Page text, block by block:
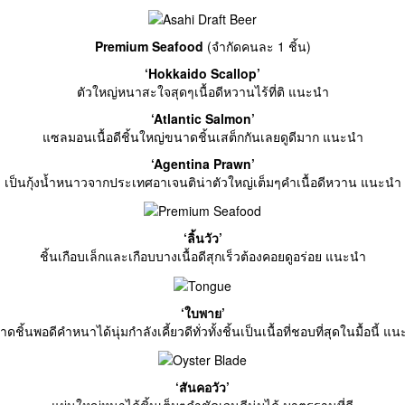
Premium Seafood (จำกัดคนละ 1 ชิ้น)
‘Hokkaido Scallop’
ตัวใหญ่หนาสะใจสุดๆเนื้อดีหวานไร้ที่ติ แนะนำ
‘Atlantic Salmon’
แซลมอนเนื้อดีชิ้นใหญ่ขนาดชิ้นเสต็กกันเลยดูดีมาก แนะนำ
‘Agentina Prawn’
เป็นกุ้งน้ำหนาวจากประเทศอาเจนติน่าตัวใหญ่เต็มๆคำเนื้อดีหวาน แนะนำ
‘ลิ้นวัว’
ชิ้นเกือบเล็กและเกือบบางเนื้อดีสุกเร็วต้องคอยดูอร่อย แนะนำ
‘ใบพาย’
ดชิ้นพอดีคำหนาได้นุ่มกำลังเคี้ยวดีทั่วทั้งชิ้นเป็นเนื้อที่ชอบที่สุดในมื้อนี้ แน
‘สันคอวัว’